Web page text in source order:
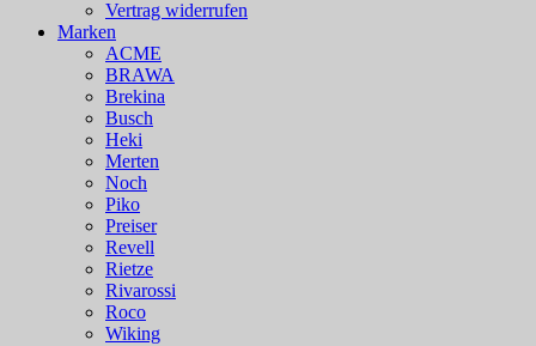
Vertrag widerrufen
Marken
ACME
BRAWA
Brekina
Busch
Heki
Merten
Noch
Piko
Preiser
Revell
Rietze
Rivarossi
Roco
Wiking